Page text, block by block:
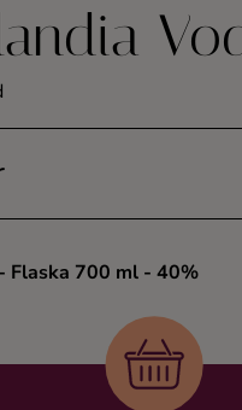
- Flaska 700 ml - 40%